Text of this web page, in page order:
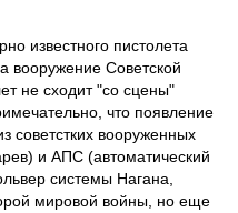
известного пистолета
вооружение Советской
не сходит "со сцены"
что появление
советстких вооруженных
и АПС (автоматический
системы Нагана,
мировой войны, но еще